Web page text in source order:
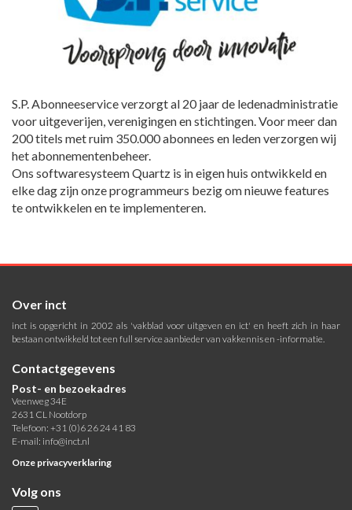
S.P. Abonneeservice verzorgt al 20 jaar de ledenadministratie
voor uitgeverijen, verenigingen en stichtingen. Voor meer dan
200 titels met ruim 350.000 abonnees en leden verzorgen wij
het abonnementenbeheer.
Ons softwaresysteem Quartz is in eigen huis ontwikkeld en
elke dag zijn onze programmeurs bezig om nieuwe features
te ontwikkelen en te implementeren.
Over inct
inct is opgericht in 2002 als 'vakblad voor uitgeven en ict' en heeft zich in haar
bestaan ontwikkeld tot een full service aanbieder van vakkennis en -informatie.
Contactgegevens
Post- en bezoekadres
Veenweg 34E
2631 CL Nootdorp
Telefoon: +31 (0)6 26 24 41 83
E-mail: info@inct.nl
Onze privacyverklaring
Volg ons